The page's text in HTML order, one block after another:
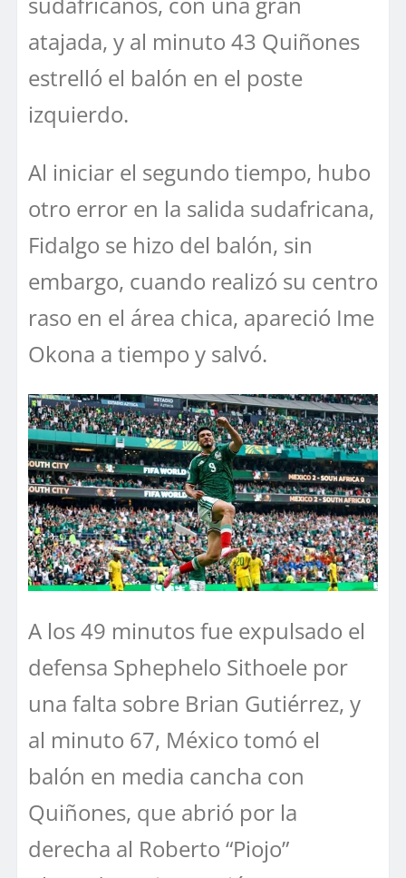
atajada, y al minuto 43 Quiñones
estrelló el balón en el poste
izquierdo.
Al iniciar el segundo tiempo, hubo
otro error en la salida sudafricana,
Fidalgo se hizo del balón, sin
embargo, cuando realizó su centro
raso en el área chica, apareció Ime
Okona a tiempo y salvó.
A los 49 minutos fue expulsado el
defensa Sphephelo Sithoele por
una falta sobre Brian Gutiérrez, y
al minuto 67, México tomó el
balón en media cancha con
Quiñones, que abrió por la
derecha al Roberto “Piojo”